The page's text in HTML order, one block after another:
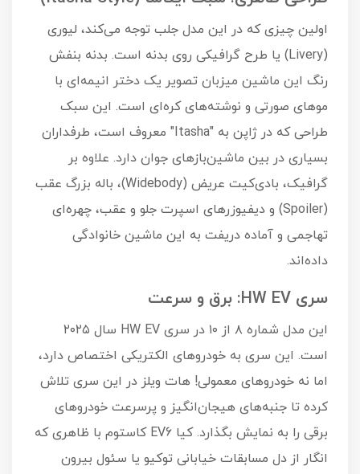
اولین چیزی که در این مدل جلب توجه می‌کند، لیوری
(Livery) یا طرح گرافیکی روی بدنه است. بدنه بنفش
رنگ این ماشین میزبان تصویر یک دختر انیمه‌ای با
موهای صورتی و نوشته‌های کره‌ای است. این سبک
طراحی که در ژاپن به "Itasha" معروف است، طرفداران
بسیاری در بین ماشین‌بازهای جوان دارد. علاوه بر
گرافیک، بادی‌کیت عریض (Widebody)، باله بزرگ عقب
(Spoiler) و دیفیوزرهای اسپرت جلو و عقب، چهره‌ای
تهاجمی و آماده دریفت به این ماشین خانوادگی
داده‌اند.
سری HW EV: برق و سرعت
این مدل شماره ۸ از ۱۰ در سری HW EV سال ۲۰۲۵
است. این سری به خودروهای الکتریکی اختصاص دارد،
اما نه خودروهای معمولی! هات ویلز در این سری تلاش
کرده تا جنبه‌های هیجان‌انگیز و پرسرعت خودروهای
برقی را به نمایش بگذارد. کیا EV6 کاستوم با ظاهری که
انگار از دل مسابقات خیابانی توکیو یا سئول بیرون